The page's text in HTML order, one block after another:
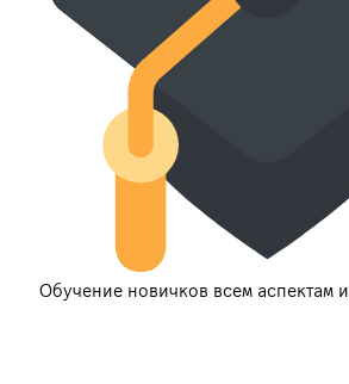
Обучение новичков всем аспектам